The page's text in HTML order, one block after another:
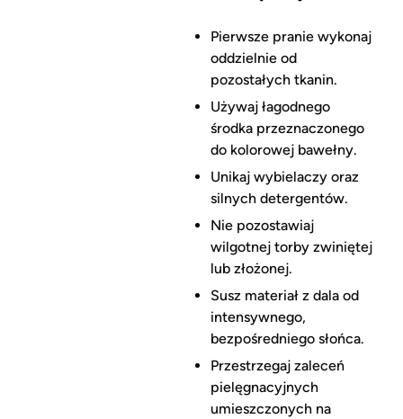
Pierwsze pranie wykonaj
oddzielnie od
pozostałych tkanin.
Używaj łagodnego
środka przeznaczonego
do kolorowej bawełny.
Unikaj wybielaczy oraz
silnych detergentów.
Nie pozostawiaj
wilgotnej torby zwiniętej
lub złożonej.
Susz materiał z dala od
intensywnego,
bezpośredniego słońca.
Przestrzegaj zaleceń
pielęgnacyjnych
umieszczonych na